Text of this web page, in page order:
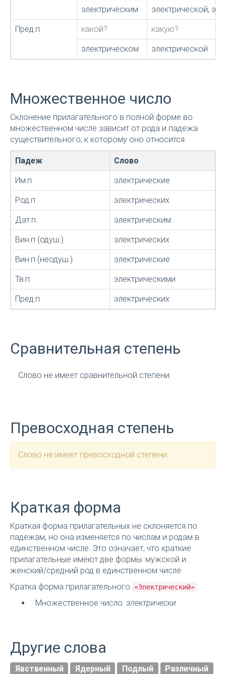
электрическим электрической,
Пред.п какой? какую?
электрическом электрической
Множественное число
Склонение прилагательного в полной форме во
множественном числе зависит от рода и падежа
существительного, к которому оно относится:
Падеж Слово
Им.п электрические
Род.п электрических
Дат.п электрическим
Вин.п (одуш.) электрических
Вин.п (неодуш.) электрические
Тв.п электрическими
Пред.п электрических
Сравнительная степень
Слово не имеет сравнительной степени.
Превосходная степень
Слово не имеет превосходной степени.
Краткая форма
Краткая форма прилагательных не склоняется по
падежам, но она изменяется по числам и родам в
единственном числе. Это означает, что краткие
прилагательные имеют две формы: мужской и
женский/средний род в единственном числе.
Кратка форма прилагательного
«Электрический» :
Множественное число: электрически
Другие слова
Явственный Ядерный Подлый Различный